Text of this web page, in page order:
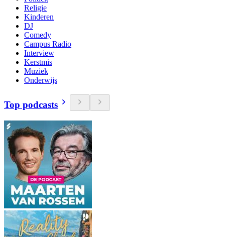
Religie
Kinderen
DJ
Comedy
Campus Radio
Interview
Kerstmis
Muziek
Onderwijs
Top podcasts